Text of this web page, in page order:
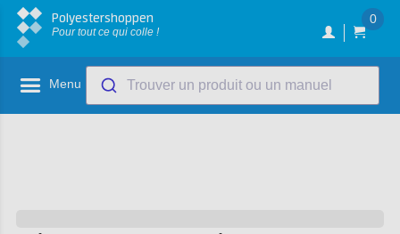
Polyestershoppen
Pour tout ce qui colle !
0
Menu Trouver un produit ou un manuel